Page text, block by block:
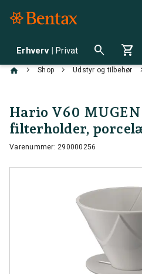
Erhverv | Privat search shopping_cart
chevron_right Shop chevron_right Udstyr og tilbehør
Hario V60 MUGEN
filterholder,
Varenummer: 290000256